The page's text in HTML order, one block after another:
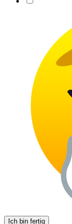
Ich bin fertig